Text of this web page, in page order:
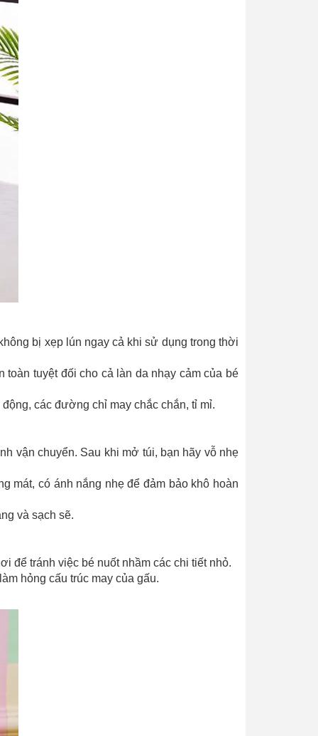
bị xẹp lún ngay cả khi sử dụng trong thời
tuyệt đối cho cả làn da nhạy cảm của bé
các đường chỉ may chắc chắn, tỉ mỉ.
vận chuyển. Sau khi mở túi, bạn hãy vỗ nhẹ
mát, có ánh nắng nhẹ để đảm bảo khô hoàn
và sạch sẽ.
để tránh việc bé nuốt nhầm các chi tiết nhỏ.
hỏng cấu trúc may của gấu.